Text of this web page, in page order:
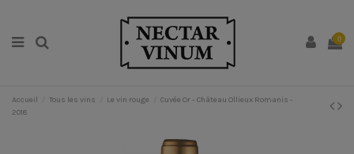
0
Accueil Tous les vins Le vin rouge
Cuvée Or - Château Ollieux Romanis -
2018